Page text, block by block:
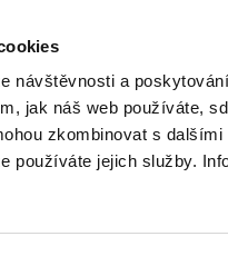
návštěvnosti a
jak náš web používáte,
zkombinovat s
používáte jejich služby.